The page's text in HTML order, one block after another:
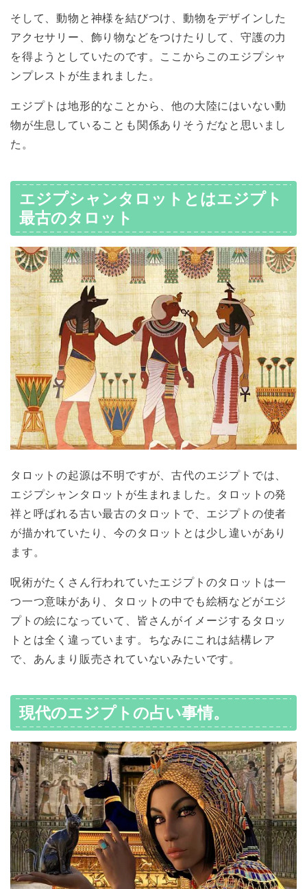
そして、動物と神様を結びつけ、動物をデザインした
アクセサリー、飾り物などをつけたりして、守護の力
を得ようとしていたのです。ここからこのエジプシャ
ンプレストが生まれました。
エジプトは地形的なことから、他の大陸にはいない動
物が生息していることも関係ありそうだなと思いまし
た。
エジプシャンタロットとはエジプト
最古のタロット
タロットの起源は不明ですが、古代のエジプトでは、
エジプシャンタロットが生まれました。タロットの発
祥と呼ばれる古い最古のタロットで、エジプトの使者
が描かれていたり、今のタロットとは少し違いがあり
ます。
呪術がたくさん行われていたエジプトのタロットは一
つ一つ意味があり、タロットの中でも絵柄などがエジ
プトの絵になっていて、皆さんがイメージするタロッ
トとは全く違っています。ちなみにこれは結構レア
で、あんまり販売されていないみたいです。
現代のエジプトの占い事情。